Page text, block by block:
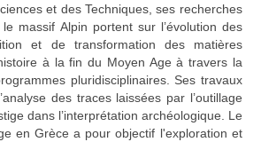
et des Techniques, ses recherches
massif Alpin portent sur l’évolution des
et de transformation des matières
à la fin du Moyen Age à travers la
pluridisciplinaires. Ses travaux
des traces laissées par l’outillage
dans l’interprétation archéologique. Le
en Grèce a pour objectif l'exploration et